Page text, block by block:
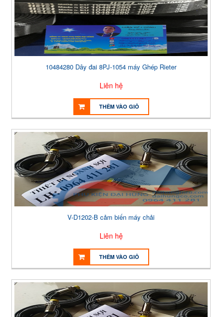
10484280 Dây đai 8PJ-1054 máy Ghép Rieter
Liên hệ
THÊM VÀO GIỎ
V-D1202-B cảm biến máy chải
Liên hệ
THÊM VÀO GIỎ